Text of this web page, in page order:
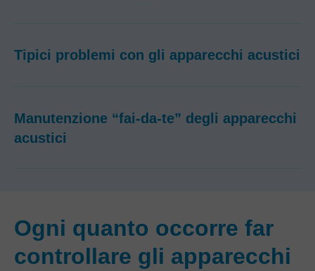
Tipici problemi con gli apparecchi acustici
Manutenzione “fai-da-te” degli apparecchi
acustici
Ogni quanto occorre far
controllare gli apparecchi